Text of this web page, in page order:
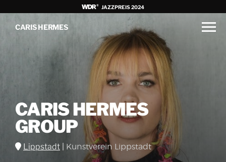
JAZZPREIS 2024
CARIS HERMES
CARIS HERMES
GROUP
Lippstadt Kunstverein Lippstadt